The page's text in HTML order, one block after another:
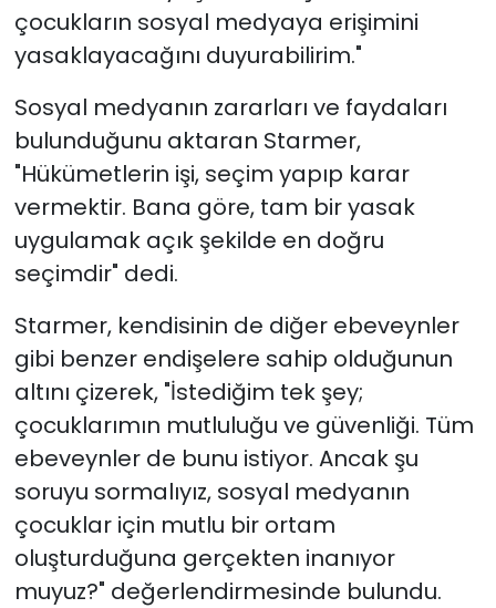
çocukların sosyal medyaya erişimini
yasaklayacağını duyurabilirim."
Sosyal medyanın zararları ve faydaları
bulunduğunu aktaran Starmer,
"Hükümetlerin işi, seçim yapıp karar
vermektir. Bana göre, tam bir yasak
uygulamak açık şekilde en doğru
seçimdir" dedi.
Starmer, kendisinin de diğer ebeveynler
gibi benzer endişelere sahip olduğunun
altını çizerek, "İstediğim tek şey;
çocuklarımın mutluluğu ve güvenliği. Tüm
ebeveynler de bunu istiyor. Ancak şu
soruyu sormalıyız, sosyal medyanın
çocuklar için mutlu bir ortam
oluşturduğuna gerçekten inanıyor
muyuz?" değerlendirmesinde bulundu.